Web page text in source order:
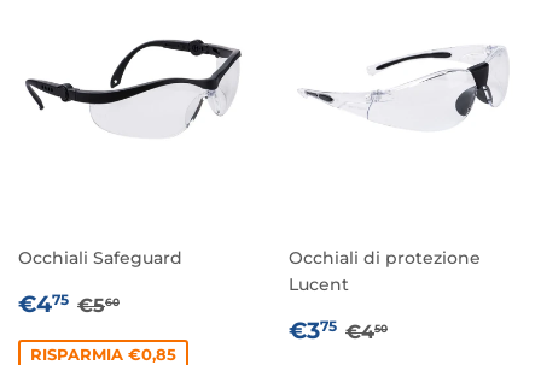
Occhiali Safeguard
PREZZO
€475 €4,75
PREZZO DI LISTINO
€560
RISPARMIA €0,85
Occhiali di protezione
Lucent
PREZZO
€375 €3,75
PREZZO DI
€450